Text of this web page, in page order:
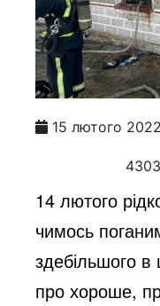
15 лютого
14 лютого
чимось
здебільшого
про хороше,